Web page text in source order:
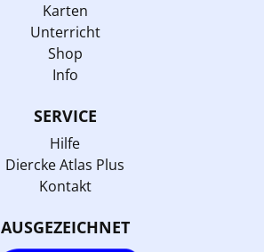
Karten
Unterricht
Shop
Info
SERVICE
Hilfe
Diercke Atlas Plus
Kontakt
AUSGEZEICHNET